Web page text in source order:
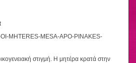
στιγμή. Η μητέρα κρατά στην